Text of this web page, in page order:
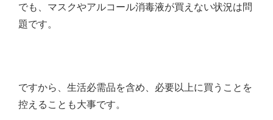
でも、マスクやアルコール消毒液が買えない状況は問
題です。
ですから、生活必需品を含め、必要以上に買うことを
控えることも大事です。